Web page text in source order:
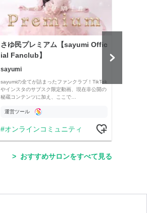
さゆ民プレミアム【sayumi Offic
ial Fanclub】
sayumi
sayumiの全てが詰まったファンクラブ！TikTok
やインスタのサブスク限定動画、現在非公開の
秘蔵コンテンツに加え、ここで…
運営ツール
オンラインコミュニティ
おすすめサロンをすべて見る